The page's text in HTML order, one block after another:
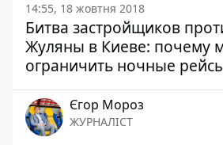
14:55, 18 жовтня 2018
Битва застройщиков
Жуляны в Киеве: почему
ограничить ночные
Єгор Мороз
ЖУРНАЛІСТ